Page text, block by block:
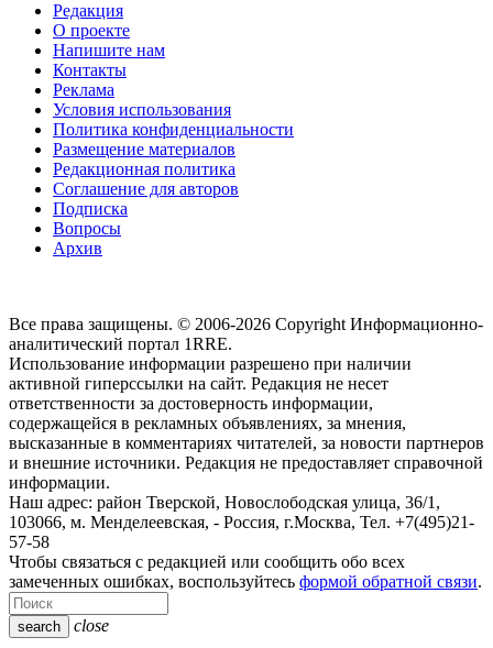
Редакция
О проекте
Напишите нам
Контакты
Реклама
Условия использования
Политика конфиденциальности
Размещение материалов
Редакционная политика
Соглашение для авторов
Подписка
Вопросы
Архив
Все права защищены. © 2006-2026 CopyrightИнформационно-
аналитический портал 1RRE.
Использование информации разрешено при наличии
активной гиперссылки на сайт. Редакция не несет
ответственности за достоверность информации,
содержащейся в рекламных объявлениях, за мнения,
высказанные в комментариях читателей, за новости партнеров
и внешние источники. Редакция не предоставляет справочной
информации.
Наш адрес: район Тверской, Новослободская улица, 36/1,
103066, м. Менделеевская, - Россия, г.Москва, Тел. +7(495)21-
57-58
Чтобы связаться с редакцией или сообщить обо всех
замеченных ошибках, воспользуйтесь формой обратной связи.
search close